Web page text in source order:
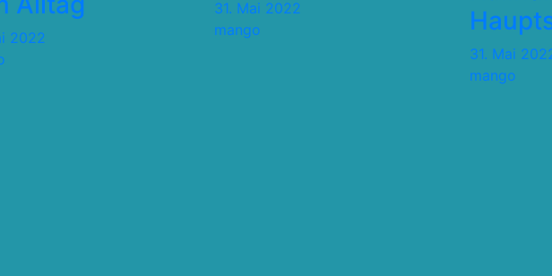
2022
31. Mai 2022
mango
31. Mai
mango